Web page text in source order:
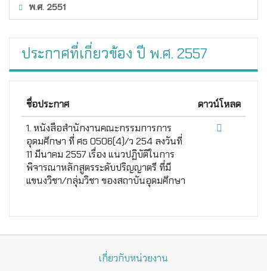
พ.ศ. 2551
ประกาศที่เกี่ยวข้อง ปี พ.ศ. 2557
ชื่อประกาศ
ดาวน์โหลด
1. หนังสือสำนักงานคณะกรรมการการ
อุดมศึกษา ที่ ศธ 0506(4)/ว 254 ลงวันที่
11 มีนาคม 2557 เรื่อง แนวปฏิบัติในการ
พิจารณาหลักสูตรระดับปริญญาตรี ที่มี
แขนงวิชา/กลุ่มวิชา ของสถาบันอุดมศึกษา
เกี่ยวกับหน่วยงาน